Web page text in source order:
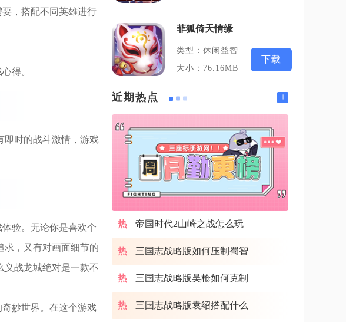
，搭配不同英雄进行
得。
即时的战斗激情，游戏
验。无论你是喜欢个
求，又有对画面细节的
义战龙城绝对是一款不
妙世界。在这个游戏
菲狐倚天情缘
类型：休闲益智
大小：76.16MB
下载
近期热点 +
帝国时代2山崎之战怎么玩
三国志战略版如何压制蜀智
三国志战略版吴枪如何克制
三国志战略版袁绍搭配什么